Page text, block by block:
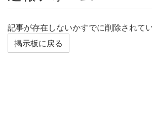
記事が存在しないかすでに削除されて
掲示板に戻る